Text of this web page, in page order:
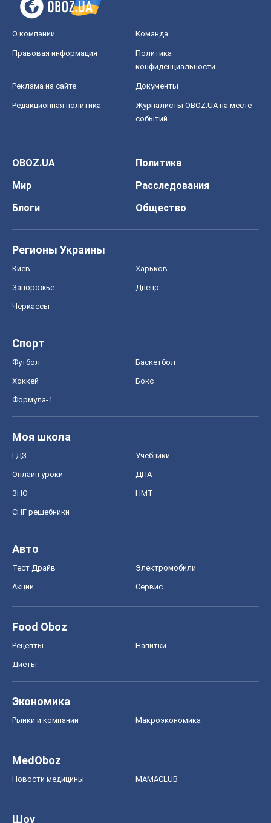
О компании Команда
Правовая информация
Политика
конфиденциальности
Реклама на сайте Документы
Редакционная политика
Журналисты OBOZ.UA на месте
событий
OBOZ.UA
Политика
Мир
Расследования
Блоги
Общество
Регионы Украины
Киев Харьков
Запорожье Днепр
Черкассы
Спорт
Футбол Баскетбол
Хоккей Бокс
Формула-1
Моя школа
ГДЗ Учебники
Онлайн уроки ДПА
ЗНО НМТ
СНГ решебники
Авто
Тест Драйв Электромобили
Акции Сервис
Food Oboz
Рецепты Напитки
Диеты
Экономика
Рынки и компании Mакроэкономика
MedOboz
Новости медицины MAMACLUB
Шоу